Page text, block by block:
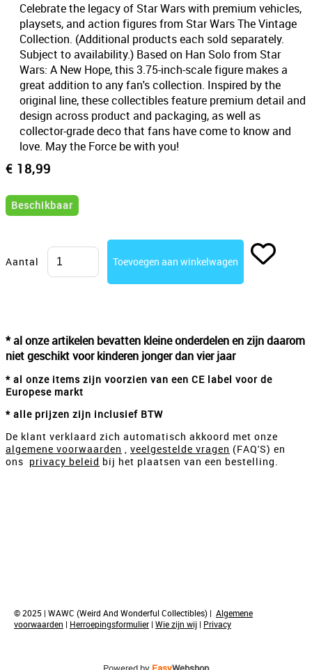
Celebrate the legacy of Star Wars with premium vehicles,
playsets, and action figures from Star Wars The Vintage
Collection. (Additional products each sold separately.
Subject to availability.) Based on Han Solo from Star
Wars: A New Hope, this 3.75-inch-scale figure makes a
great addition to any fan's collection. Inspired by the
original line, these collectibles feature premium detail and
design across product and packaging, as well as
collector-grade deco that fans have come to know and
love. May the Force be with you!
€ 18,99
Beschikbaar
Aantal
* al onze artikelen bevatten kleine onderdelen en zijn daarom
niet geschikt voor kinderen jonger dan vier jaar
* al onze items zijn voorzien van een CE label voor de
Europese markt
* alle prijzen zijn inclusief BTW
De klant verklaard zich automatisch akkoord met onze
algemene voorwaarden , veelgestelde vragen (FAQ'S) en
ons privacy beleid bij het plaatsen van een bestelling.
© 2025 | WAWC (Weird And Wonderful Collectibles) | Algemene
voorwaarden | Herroepingsformulier | Wie zijn wij | Privacy